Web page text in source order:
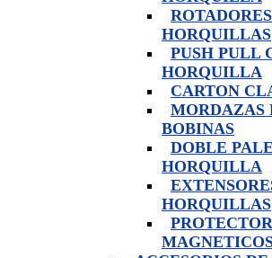
HORQUILLAS
PUSH PULL
HORQUILLA
CARTON
MORDAZAS
BOBINAS
DOBLE
HORQUILLA
HORQUILLAS